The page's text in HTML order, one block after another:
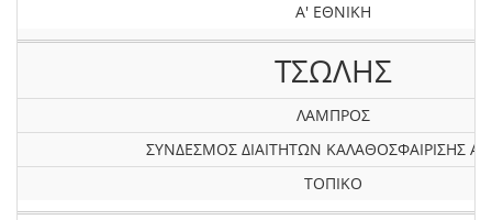
Α' ΕΘΝΙΚΗ
ΤΣΩΛΗΣ
ΛΑΜΠΡΟΣ
ΣΥΝΔΕΣΜΟΣ ΔΙΑΙΤΗΤΩΝ ΚΑΛΑΘΟΣΦΑΙΡΙΣΗΣ
ΤΟΠΙΚΟ